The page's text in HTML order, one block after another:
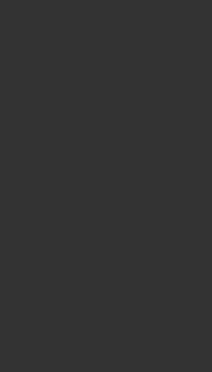
RUFFLE MY FEATHERS MINI FRAY